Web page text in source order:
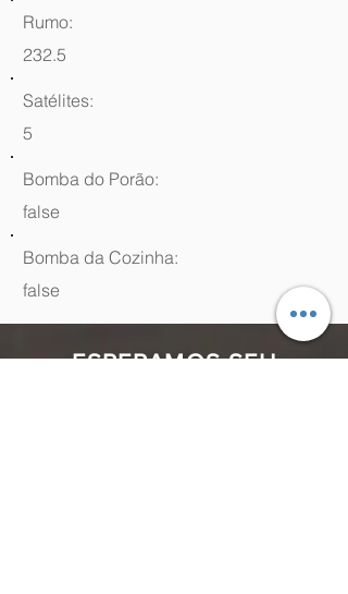
Rumo:
232.5
Satélites:
5
Bomba do Porão:
false
Bomba da Cozinha:
false
ESPERAMOS SEU